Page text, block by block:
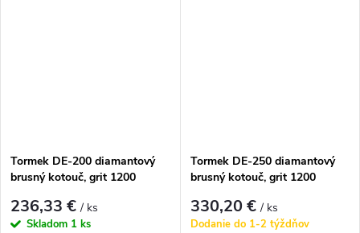
Tormek DE-200 diamantový
brusný kotouč, grit 1200
236,33 €/ ks
Skladom 1 ks
Tormek DE-250 diamantový
brusný kotouč, grit 1200
330,20 €/ ks
Dodanie do 1-2 týždňov